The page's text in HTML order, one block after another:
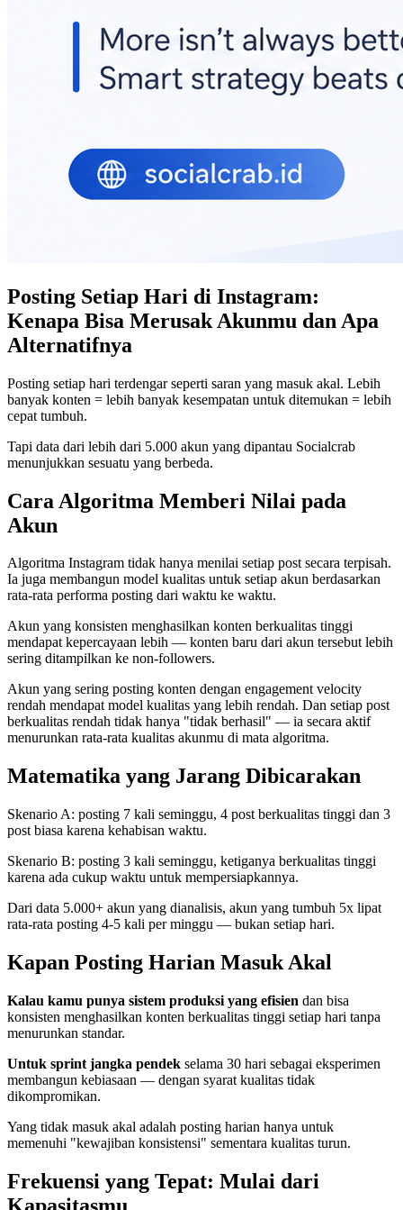
Posting Setiap Hari di Instagram:
Kenapa Bisa Merusak Akunmu dan Apa
Alternatifnya
Posting setiap hari terdengar seperti saran yang masuk akal. Lebih
banyak konten = lebih banyak kesempatan untuk ditemukan = lebih
cepat tumbuh.
Tapi data dari lebih dari 5.000 akun yang dipantau Socialcrab
menunjukkan sesuatu yang berbeda.
Cara Algoritma Memberi Nilai pada
Akun
Algoritma Instagram tidak hanya menilai setiap post secara terpisah.
Ia juga membangun model kualitas untuk setiap akun berdasarkan
rata-rata performa posting dari waktu ke waktu.
Akun yang konsisten menghasilkan konten berkualitas tinggi
mendapat kepercayaan lebih — konten baru dari akun tersebut lebih
sering ditampilkan ke non-followers.
Akun yang sering posting konten dengan engagement velocity
rendah mendapat model kualitas yang lebih rendah. Dan setiap post
berkualitas rendah tidak hanya "tidak berhasil" — ia secara aktif
menurunkan rata-rata kualitas akunmu di mata algoritma.
Matematika yang Jarang Dibicarakan
Skenario A: posting 7 kali seminggu, 4 post berkualitas tinggi dan 3
post biasa karena kehabisan waktu.
Skenario B: posting 3 kali seminggu, ketiganya berkualitas tinggi
karena ada cukup waktu untuk mempersiapkannya.
Dari data 5.000+ akun yang dianalisis, akun yang tumbuh 5x lipat
rata-rata posting 4-5 kali per minggu — bukan setiap hari.
Kapan Posting Harian Masuk Akal
Kalau kamu punya sistem produksi yang efisien dan bisa
konsisten menghasilkan konten berkualitas tinggi setiap hari tanpa
menurunkan standar.
Untuk sprint jangka pendek selama 30 hari sebagai eksperimen
membangun kebiasaan — dengan syarat kualitas tidak
dikompromikan.
Yang tidak masuk akal adalah posting harian hanya untuk
memenuhi "kewajiban konsistensi" sementara kualitas turun.
Frekuensi yang Tepat: Mulai dari